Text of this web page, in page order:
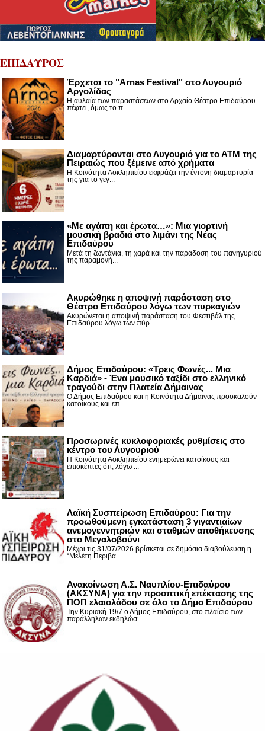
ΕΠΙΔΑΥΡΟΣ
Έρχεται το "Arnas Festival" στο Λυγουριό
Αργολίδας
Η αυλαία των παραστάσεων στο Αρχαίο Θέατρο Επιδαύρου
πέφτει, όμως το π...
Διαμαρτύρονται στο Λυγουριό για το ΑΤΜ της
Πειραιώς που ξέμεινε από χρήματα
Η Κοινότητα Ασκληπιείου εκφράζει την έντονη διαμαρτυρία
της για το γεγ...
«Με αγάπη και έρωτα…»: Μια γιορτινή
μουσική βραδιά στο λιμάνι της Νέας
Επιδαύρου
Μετά τη ζωντάνια, τη χαρά και την παράδοση του πανηγυριού
της παραμονή...
Ακυρώθηκε η αποψινή παράσταση στο
Θέατρο Επιδαύρου λόγω των πυρκαγιών
Ακυρώνεται η αποψινή παράσταση του Φεστιβάλ της
Επιδαύρου λόγω των πύρ...
Δήμος Επιδαύρου: «Τρεις Φωνές... Μια
Καρδιά» - Ένα μουσικό ταξίδι στο ελληνικό
τραγούδι στην Πλατεία Δήμαινας
Ο Δήμος Επιδαύρου και η Κοινότητα Δήμαινας προσκαλούν
κατοίκους και επ...
Προσωρινές κυκλοφοριακές ρυθμίσεις στο
κέντρο του Λυγουριού
Η Κοινότητα Ασκληπιείου ενημερώνει κατοίκους και
επισκέπτες ότι, λόγω ...
Λαϊκή Συσπείρωση Επιδαύρου: Για την
προωθούμενη εγκατάσταση 3 γιγαντιαίων
ανεμογεννητριών και σταθμών αποθήκευσης
στο Μεγαλοβούνι
Μέχρι τις 31/07/2026 βρίσκεται σε δημόσια διαβούλευση η
“Μελέτη Περιβά...
Ανακοίνωση Α.Σ. Ναυπλίου-Επιδαύρου
(ΑΚΣΥΝΑ) για την προοπτική επέκτασης της
ΠΟΠ ελαιολάδου σε όλο το Δήμο Επιδαύρου
Την Κυριακή 19/7 ο Δήμος Επιδαύρου, στο πλαίσιο των
παράλληλων εκδηλώσ...